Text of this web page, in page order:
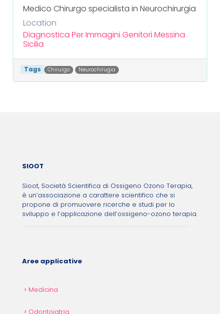
Medico Chirurgo specialista in Neurochirurgia
Location
Diagnostica Per Immagini Genitori Messina
Sicilia
Tags Chirurgo Neurochirugia
SIOOT
Sioot, Società Scientifica di Ossigeno Ozono Terapia,
è un’associazione a carattere scientifico che si
propone di promuovere ricerche e studi per lo
sviluppo e l’applicazione dell’ossigeno-ozono terapia.
Aree applicative
Medicina
Odontoiatria